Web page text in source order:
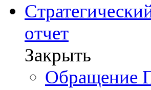
отчет
Закрыть
Обращение